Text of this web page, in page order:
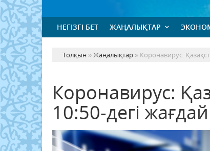
НЕГІЗГІ БЕТ ЖАҢАЛЫҚТАР
Толқын »Жаңалықтар » Коронавирус:
Коронавирус:
10:50-дегі жағдай